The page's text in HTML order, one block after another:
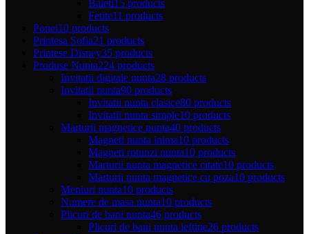
Baieti15 products
Fetite11 products
Ponei10 products
Printesa Sofia21 products
Printese Disney35 products
Produse Nunta224 products
Invitatii digitale nunta28 products
Invitatii nunta90 products
Invitatii nunta clasice80 products
Invitatii nunta simple10 products
Marturii magnetice nunta40 products
Magneti nunta inima10 products
Magneti rotunzi nunta10 products
Marturii nunta magnetice citate10 products
Marturii nunta magnetice cu poza10 products
Meniuri nunta10 products
Numere de masa nunta10 products
Plicuri de bani nunta46 products
Plicuri de bani nunta ieftine26 products